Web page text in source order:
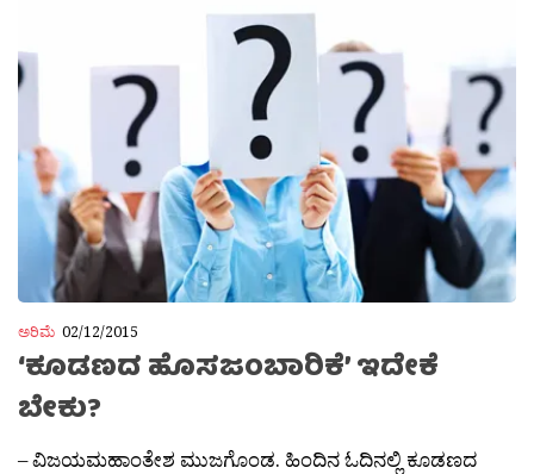
ಅರಿಮೆ 02/12/2015
‘ಕೂಡಣದ ಹೊಸಜಂಬಾರಿಕೆ’ ಇದೇಕೆ
ಬೇಕು?
– ವಿಜಯಮಹಾಂತೇಶ ಮುಜಗೊಂಡ. ಹಿಂದಿನ ಓದಿನಲ್ಲಿ ಕೂಡಣದ